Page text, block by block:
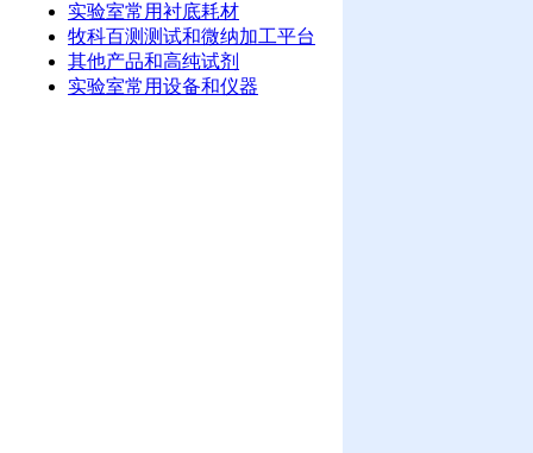
实验室常用衬底耗材
牧科百测测试和微纳加工平台
其他产品和高纯试剂
实验室常用设备和仪器